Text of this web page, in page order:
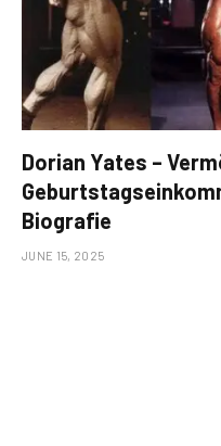
Dorian Yates –
Biografie
JUNE 15, 2025